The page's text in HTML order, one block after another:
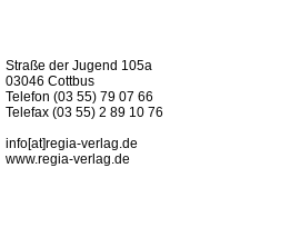
Straße der Jugend 105a
03046 Cottbus
Telefon (03 55) 79 07 66
Telefax (03 55) 2 89 10 76
info[at]regia-verlag.de
www.regia-verlag.de